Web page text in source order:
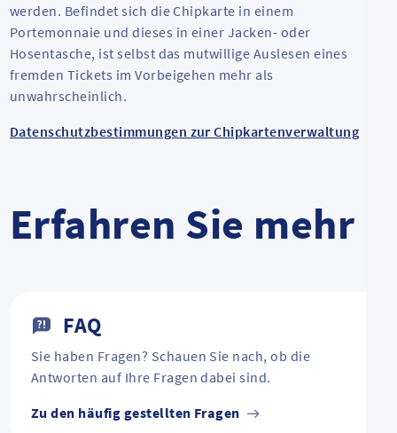
werden. Befindet sich die Chipkarte in einem
Portemonnaie und dieses in einer Jacken- oder
Hosentasche, ist selbst das mutwillige Auslesen eines
fremden Tickets im Vorbeigehen mehr als
unwahrscheinlich.
Datenschutzbestimmungen zur Chipkartenverwaltung
Erfahren Sie mehr
FAQ
Sie haben Fragen? Schauen Sie nach, ob die
Antworten auf Ihre Fragen dabei sind.
Zu den häufig gestellten Fragen